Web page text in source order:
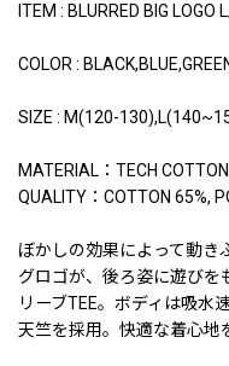
ITEM : BLURRED BIG
COLOR :
SIZE : M(120-
MATERIAL：TECH
QUALITY：COTTON 65%,
ぼかしの効果によって動き
グロゴが、後ろ姿に遊びを
リーブTEE。ボディは吸水
天竺を採用。快適な着心地